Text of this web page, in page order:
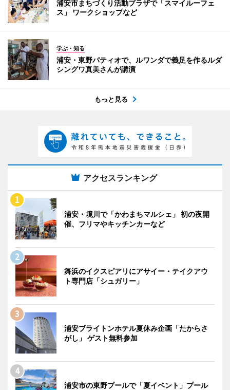
浦安市まちづくり活動プラザで「スマイルーフェ
ス」 ワークショップなど
学ぶ・知る
浦安・東野パティオで、ルワンダで義足を作るルダ
シングワ真美さんが講演
もっと見る
アクセスランキング
浦安・境川で「かわまちマルシェ」 初の夜開
催、フリマやキッチンカーなど
舞浜のイクスピアリにアサイー・テイクアウ
ト専門店「シュガリー」
浦安ブライトンホテル夏休み企画「たからさ
がし」 ゲスト無料参加
浦安市の東野プールで「夏イベント」プール